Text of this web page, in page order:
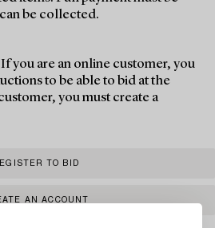
be collected.
you are an online customer, you
to be able to bid at the
you must create a
TO BID
AN ACCOUNT